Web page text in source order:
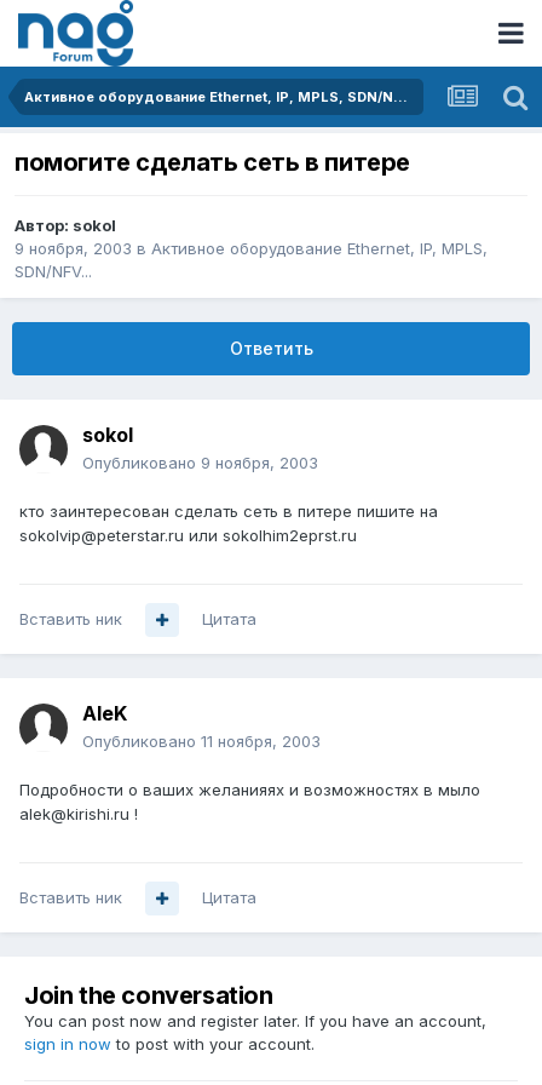
Активное оборудование Ethernet, IP, MPLS, SDN/NFV...
помогите сделать сеть в питере
Автор: sokol
9 ноября, 2003 в Активное оборудование Ethernet, IP, MPLS,
SDN/NFV...
Ответить
sokol
Опубликовано 9 ноября, 2003
кто заинтересован сделать сеть в питере пишите на
sokolvip@peterstar.ru или sokolhim2eprst.ru
Вставить ник Цитата
AleK
Опубликовано 11 ноября, 2003
Подробности о ваших желанияях и возможностях в мыло
alek@kirishi.ru !
Вставить ник Цитата
Join the conversation
You can post now and register later. If you have an account,
sign in now to post with your account.